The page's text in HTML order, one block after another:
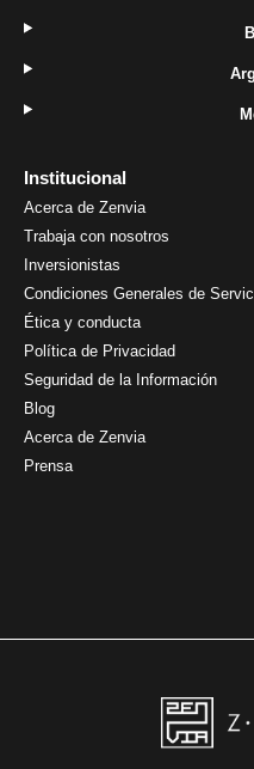
Institucional
Acerca de Zenvia
Trabaja con nosotros
Inversionistas
Condiciones Generales de
Ética y conducta
Política de Privacidad
Seguridad de la Información
Blog
Acerca de Zenvia
Prensa